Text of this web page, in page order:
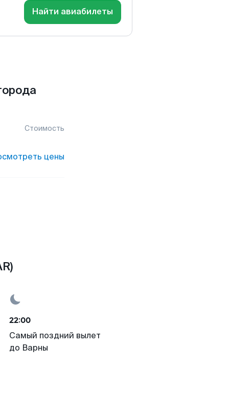
Найти авиабилеты
Стоимость
цены
22:00
Самый поздний вылет
до Варны